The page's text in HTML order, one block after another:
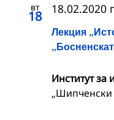
вт
18
Лекция
18.02.2020
Институт за
„Шипченски